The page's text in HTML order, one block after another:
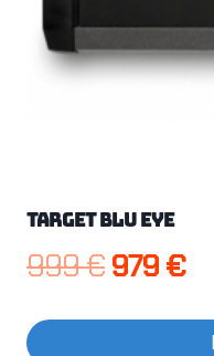
Target Blu Eye
999€ El
precio
979 €El